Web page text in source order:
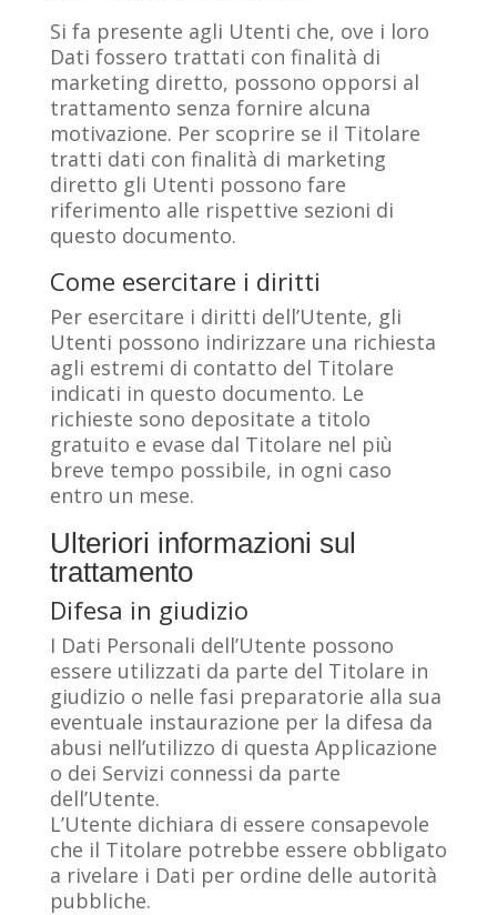
Si fa presente agli Utenti che, ove i loro
Dati fossero trattati con finalità di
marketing diretto, possono opporsi al
trattamento senza fornire alcuna
motivazione. Per scoprire se il Titolare
tratti dati con finalità di marketing
diretto gli Utenti possono fare
riferimento alle rispettive sezioni di
questo documento.
Come esercitare i diritti
Per esercitare i diritti dell’Utente, gli
Utenti possono indirizzare una richiesta
agli estremi di contatto del Titolare
indicati in questo documento. Le
richieste sono depositate a titolo
gratuito e evase dal Titolare nel più
breve tempo possibile, in ogni caso
entro un mese.
Ulteriori informazioni sul
trattamento
Difesa in giudizio
I Dati Personali dell’Utente possono
essere utilizzati da parte del Titolare in
giudizio o nelle fasi preparatorie alla sua
eventuale instaurazione per la difesa da
abusi nell’utilizzo di questa Applicazione
o dei Servizi connessi da parte
dell’Utente.
L’Utente dichiara di essere consapevole
che il Titolare potrebbe essere obbligato
a rivelare i Dati per ordine delle autorità
pubbliche.